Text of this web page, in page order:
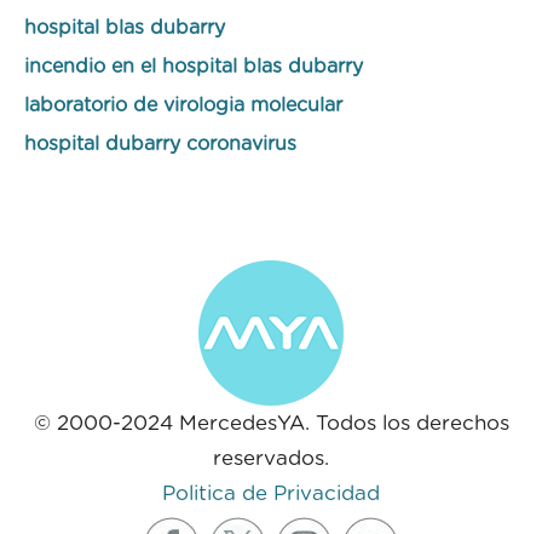
hospital blas dubarry
incendio en el hospital blas dubarry
laboratorio de virologia molecular
hospital dubarry coronavirus
© 2000-2024 MercedesYA. Todos los derechos
reservados.
Politica de Privacidad